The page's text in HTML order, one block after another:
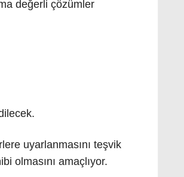
değerli çözümler
uyarlanmasını teşvik
olmasını amaçlıyor.